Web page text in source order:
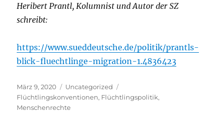
Heribert Prantl, Kolumnist und Autor der SZ
schreibt:
https://www.sueddeutsche.de/politik/prantls-
blick-fluechtlinge-migration-1.4836423
Veröffentlicht
am
März 9, 2020 Kategorien
Uncategorized
Flüchtlingskonventionen, Flüchtlingspolitik,
Menschenrechte